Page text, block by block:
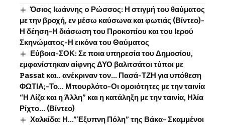
Όσιος Ιωάννης o Ρώσσος: Η στιγμή του θαύματος
με την βροχή, εν μέσω καύσωνα και φωτιάς (Βίντεο)-
Η δέηση-Η διάσωση του Προκοπίου και του Ιερού
Σκηνώματος-Η εικόνα του Θαύματος
Εύβοια-ΣΟΚ: Σε ποια υπηρεσία του Δημοσίου,
εμφανίστηκαν αίφνης ΔΥΟ βαλιτσάτοι τύποι με
Passat και.. ανέκριναν τον… Πασά-ΤΖΗ για υπόθεση
ΦΩΤΙΑ;-Το… Μπουρλότο-Οι ομοιότητες με την ταινία
“Η Λίζα και η Άλλη” και η κατάληξη με την ταινία, Ηλία
Ρίχτο… (Βίντεο)
Χαλκίδα: Η…”Έξυπνη Πόλη” της Βάκα- Σκαμμένοι